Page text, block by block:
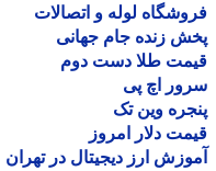
لوله و اتصالات
زنده جام جهانی
طلا دست دوم
اچ پی
وین تک
دلار امروز
ارز دیجیتال در تهران